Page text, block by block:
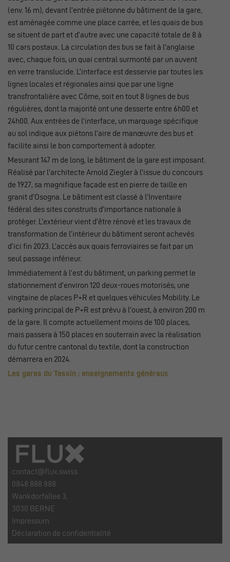
(env. 16 m), devant l’entrée piétonne du bâtiment de la gare,
est aménagée comme une place carrée, et les quais de bus
se situent de part et d’autre avec une capacité totale de 8 à
10 cars postaux. La circulation des bus se fait à l’anglaise
avec, chaque fois, un quai central surmonté par un auvent
en verre translucide. L’interface est desservie par toutes les
lignes locales et régionales ainsi que par une ligne
transfrontalière avec Côme, soit en tout 8 lignes de bus
régulières, dont la majorité ont une desserte entre 6h00 et
24h00. Aux entrées de l’interface, un marquage spécifique
au sol indique aux piétons l’aire de manœuvre des bus et
facilite ainsi le bon comportement à adopter.
Mesurant 147 m de long, le bâtiment de la gare est imposant.
Réalisé par l’architecte Arnold Ziegler à l’issue du concours
de 1927, sa magnifique façade est en pierre de taille en
granit d’Osogna. Le bâtiment est classé à l’Inventaire
fédéral des sites construits d’importance nationale à
protéger. L’extérieur vient d’être rénové et les travaux de
transformation de l’intérieur du bâtiment seront achevés
d’ici fin 2023. L’accès aux quais ferroviaires se fait par un
seul passage inférieur.
Immédiatement à l’est du bâtiment, un parking permet le
stationnement d’environ 120 deux-roues motorisés, une
vingtaine de places P+R et quelques véhicules Mobility. Le
parking principal de P+R est prévu à l’ouest, à environ 200 m
de la gare. Il compte actuellement moins de 100 places,
mais passera à 150 places en souterrain avec la réalisation
du futur centre cantonal du textile, dont la construction
démarrera en 2024.
Les gares du Tessin : enseignements généraux
contact@flux.swiss
0848 888 888
Wankdorfallee 3,
3030 BERNE
Impressum
Déclaration de confidentialité